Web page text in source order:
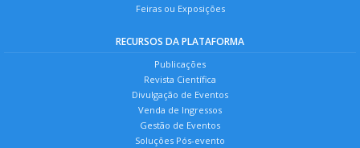
Feiras ou Exposições
RECURSOS DA PLATAFORMA
Publicações
Revista Científica
Divulgação de Eventos
Venda de Ingressos
Gestão de Eventos
Soluções Pós-evento